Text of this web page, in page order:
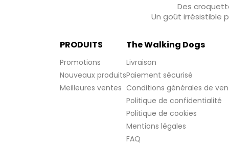
Des
Un goût irrésistible
PRODUITS
Promotions
Nouveaux produits
Meilleures ventes
The Walking Dogs
Livraison
Paiement sécurisé
Conditions générales de
Politique de confidentialité
Politique de cookies
Mentions légales
FAQ